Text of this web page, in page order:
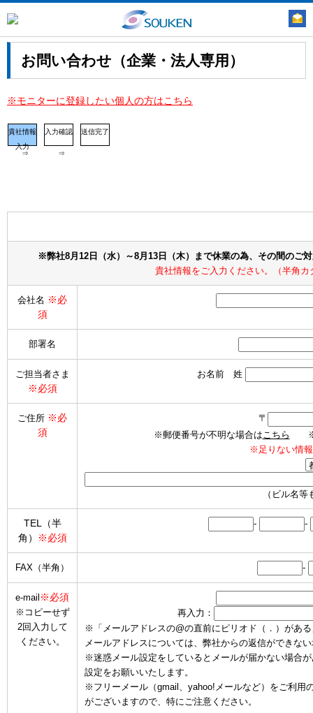
お問い合わせ（企業・法人専用）
※モニターに登録したい個人の方はこちら
貴社情報
入力
⇒
入力確認
⇒
送信完了
※弊社8月12日（水）～8月13日（木）まで休業の為、その間のご
貴社情報をご入力ください。（半角
会社名 ※必
須
部署名
ご担当者さま
※必須
お名前 姓
ご住所 ※必
須
〒
※郵便番号が不明な場合はこちら ※海
※足りない情
（ビル名
TEL（半
角）
※必須
- -
FAX（半角） -
e-mail ※必須
※コピーせず
2回入力して
ください。
再入力：
※「メールアドレスの@の直前にピリオド（．）があ
メールアドレスについては、弊社からの返信ができな
※迷惑メール設定をしているとメールが届かない場合
設定をお願いいたします。
※フリーメール（gmail、yahoo!メールなど）をご利用
がございますので、特にご注意ください。